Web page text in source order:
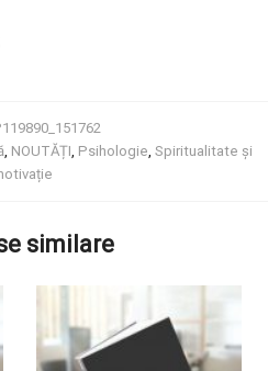
, NOUTĂȚI, Psihologie, Spiritualitate și
similare